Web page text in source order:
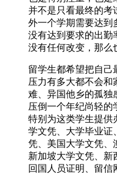
并不是只看最终的考
外一个学期需要达到
没有达到要求的出勤
没有任何改变，那么
留学生都希望把自己
压力有多大都不会和
难、异国他乡的孤独
压倒一个年纪尚轻的
特别为这类学生提供
学文凭、大学毕业证
凭、美国大学文凭、
新加坡大学文凭、新
回国人员证明、留信